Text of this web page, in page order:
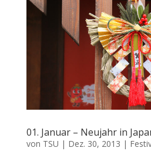
01. Januar – Neujahr in
von TSU | Dez. 30, 2013 |